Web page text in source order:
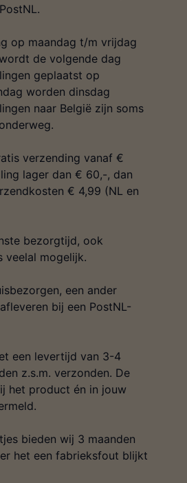
op maandag t/m vrijdag
de volgende dag
geplaatst op
worden dinsdag
naar België zijn soms
verzending vanaf €
lager dan € 60,-, dan
€ 4,99 (NL en
bezorgtijd, ook
veelal mogelijk.
een ander
bij een PostNL-
een levertijd van 3-4
z.s.m. verzonden. De
het product én in jouw
bieden wij 3 maanden
het een fabrieksfout blijkt